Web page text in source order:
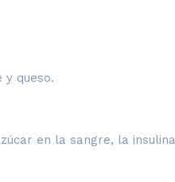
y queso.
en la sangre, la